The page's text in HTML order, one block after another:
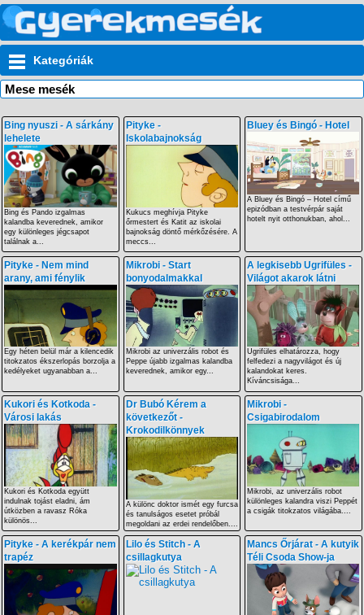
Kategóriák
Mese mesék
Bing nyuszi - A sárkány
lehelete
Bing és Pando izgalmas
kalandba keverednek, amikor
egy különleges jégcsapot
találnak a...
Pityke -
Iskolabajnokság
Kukucs meghívja Pityke
őrmestert és Katit az iskolai
bajnokság döntő mérkőzésére. A
meccs...
Bluey és Bingó - Hotel
A Bluey és Bingó – Hotel című
epizódban a testvérpár saját
hotelt nyit otthonukban, ahol...
Pityke - Nem mind
arany, ami fénylik
Egy héten belül már a kilencedik
titokzatos ékszerlopás borzolja a
kedélyeket ugyanabban a...
Mikrobi - Start
bonyodalmakkal
Mikrobi az univerzális robot és
Peppe újabb izgalmas kalandba
keverednek, amikor egy...
A legkisebb Ugrifüles -
Világot akarok látni
Ugrifüles elhatározza, hogy
felfedezi a nagyvilágot és új
kalandokat keres.
Kíváncsisága...
Kukori és Kotkoda -
Városi lakás
Kukori és Kotkoda együtt
indulnak tojást eladni, ám
útközben a ravasz Róka
különös...
Dr Bubó Kérem a
következőt -
Krokodilkönnyek
A különc doktor ismét egy furcsa
és tanulságos esetet próbál
megoldani az erdei rendelőben....
Mikrobi -
Csigabirodalom
Mikrobi, az univerzális robot
különleges kalandra viszi Peppét
a csigák titokzatos világába....
Pityke - A kerékpár nem
trapéz
Lilo és Stitch - A
csillagkutya
Mancs Őrjárat - A kutyik
Téli Csoda Show-ja